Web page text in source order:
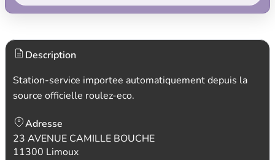
Description
Station-service importee automatiquement depuis la
source officielle roulez-eco.
Adresse
23 AVENUE CAMILLE BOUCHE
11300 Limoux